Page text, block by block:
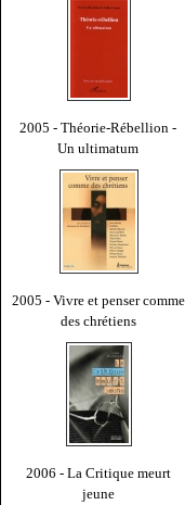
2005 - Théorie-Rébellion -
Un ultimatum
2005 - Vivre et penser comme
des chrétiens
2006 - La Critique meurt
jeune